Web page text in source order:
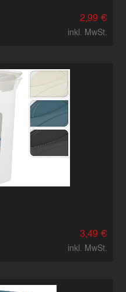
2,99 €
inkl. MwSt.
3,49 €
inkl. MwSt.